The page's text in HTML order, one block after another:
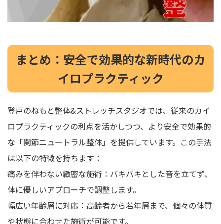
まとめ：安全で効果的な新時代のカ
イロプラクティック
登戸のねもと整体&ストレッチスタジオでは、従来のカイ
ロプラクティックの利点を活かしつつ、より安全で効果的
な「関節ニュートラル整体」を提供しています。この手法
は以下の特徴を持ちます：
痛みを伴わない緻密な施術：バキバキとした音を立てず、
体に優しいアプローチで調整します。
幅広い年齢層に対応：高齢者から若年層まで、個々の体質
や状態に合わせた施術が可能です。